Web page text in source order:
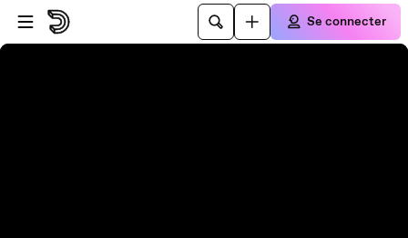
Passer au player
Passer au contenu principal
Se connecter